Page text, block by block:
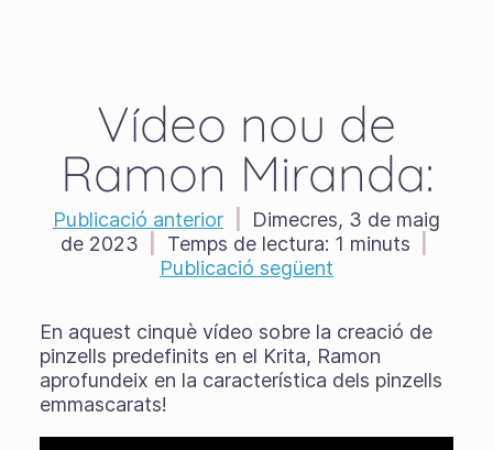
Vídeo nou de
Ramon Miranda:
Publicació anterior
Dimecres, 3 de maig
de 2023
Temps de lectura: 1 minuts
Publicació següent
En aquest cinquè vídeo sobre la creació de
pinzells predefinits en el Krita, Ramon
aprofundeix en la característica dels pinzells
emmascarats!